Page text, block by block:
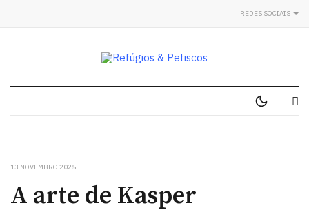
REDES SOCIAIS
13 NOVEMBRO 2025
A arte de Kasper